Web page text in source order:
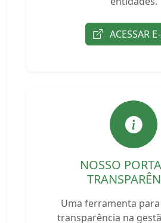
ACESSAR
NOSSO
Uma ferramenta
transparência na